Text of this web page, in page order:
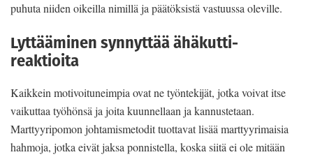
puhuta niiden oikeilla nimillä ja päätöksistä vastuussa oleville.
Lyttääminen synnyttää ähäkutti-
reaktioita
Kaikkein motivoituneimpia ovat ne työntekijät, jotka voivat itse
vaikuttaa työhönsä ja joita kuunnellaan ja kannustetaan.
Marttyyripomon johtamismetodit tuottavat lisää marttyyrimaisia
hahmoja, jotka eivät jaksa ponnistella, koska siitä ei ole mitään